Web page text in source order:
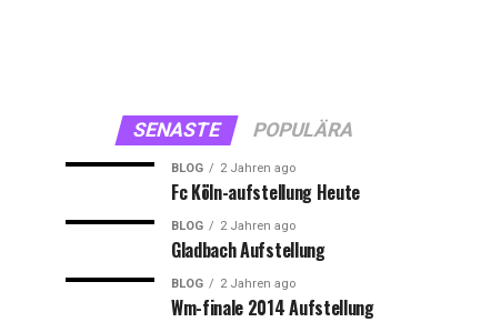
SENASTE POPULÄRA
BLOG 2 Jahren ago
Fc Köln-aufstellung Heute
BLOG 2 Jahren ago
Gladbach Aufstellung
BLOG 2 Jahren ago
Wm-finale 2014 Aufstellung